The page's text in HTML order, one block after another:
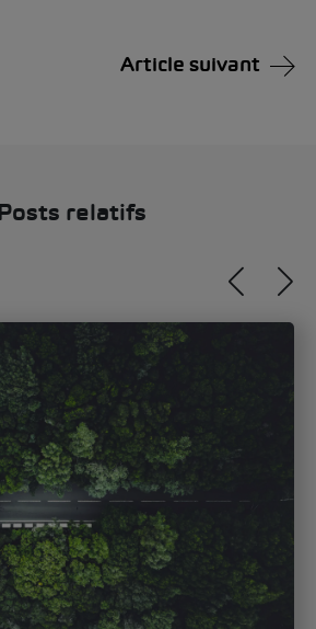
Article suivant
Posts relatifs